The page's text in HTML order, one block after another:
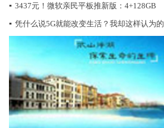
▪ 3437元！微软亲民平板推新版：4+128GB
▪ 凭什么说5G就能改变生活？我却这样认为的